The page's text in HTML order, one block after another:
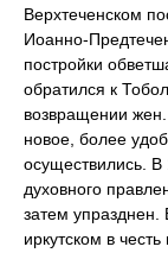
Верхтеченском
Иоанно-
постройки
обратился к
возвращении
новое, более
осуществились.
духовного
затем упразднен.
иркутском в